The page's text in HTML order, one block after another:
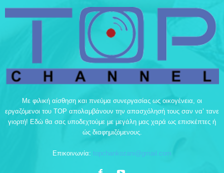
Με φιλική αίσθηση και πνεύμα συνεργασίας ως οικογένεια, οι
εργαζόμενοι του TOP απολαμβάνουν την απασχόλησή τους σαν να’ τανε
γιορτή! Εδώ θα σας υποδεχτούμε με μεγάλη μας χαρά ως επισκέπτες ή
ώς διαφημιζόμενους.
Επικοινωνία: topchankozani@gmail.com